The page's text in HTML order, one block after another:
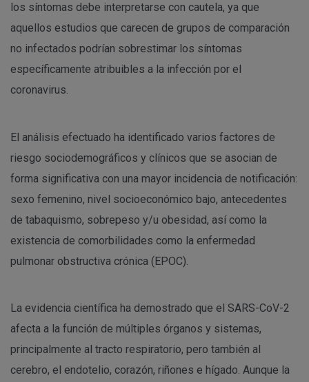
los síntomas debe interpretarse con cautela, ya que
aquellos estudios que carecen de grupos de comparación
no infectados podrían sobrestimar los síntomas
específicamente atribuibles a la infección por el
coronavirus.
El análisis efectuado ha identificado varios factores de
riesgo sociodemográficos y clínicos que se asocian de
forma significativa con una mayor incidencia de notificación:
sexo femenino, nivel socioeconómico bajo, antecedentes
de tabaquismo, sobrepeso y/u obesidad, así como la
existencia de comorbilidades como la enfermedad
pulmonar obstructiva crónica (EPOC).
La evidencia científica ha demostrado que el SARS-CoV-2
afecta a la función de múltiples órganos y sistemas,
principalmente al tracto respiratorio, pero también al
cerebro, el endotelio, corazón, riñones e hígado. Aunque la